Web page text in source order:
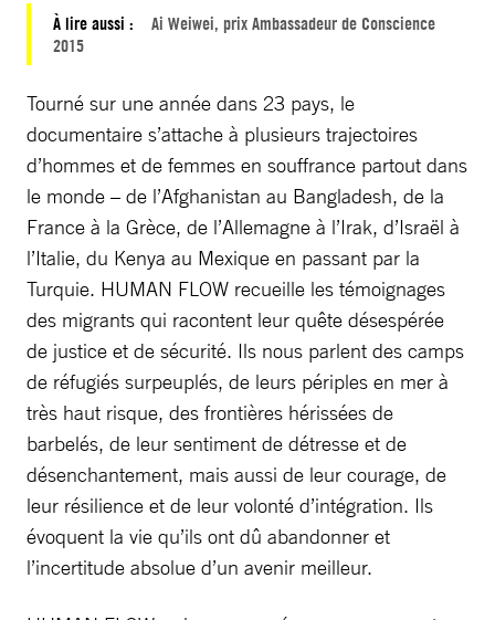
À lire aussi :
Ai Weiwei, prix Ambassadeur de Conscience
2015
Tourné sur une année dans 23 pays, le
documentaire s’attache à plusieurs trajectoires
d’hommes et de femmes en souffrance partout dans
le monde – de l’Afghanistan au Bangladesh, de la
France à la Grèce, de l’Allemagne à l’Irak, d’Israël à
l’Italie, du Kenya au Mexique en passant par la
Turquie. HUMAN FLOW recueille les témoignages
des migrants qui racontent leur quête désespérée
de justice et de sécurité. Ils nous parlent des camps
de réfugiés surpeuplés, de leurs périples en mer à
très haut risque, des frontières hérissées de
barbelés, de leur sentiment de détresse et de
désenchantement, mais aussi de leur courage, de
leur résilience et de leur volonté d’intégration. Ils
évoquent la vie qu’ils ont dû abandonner et
l’incertitude absolue d’un avenir meilleur.